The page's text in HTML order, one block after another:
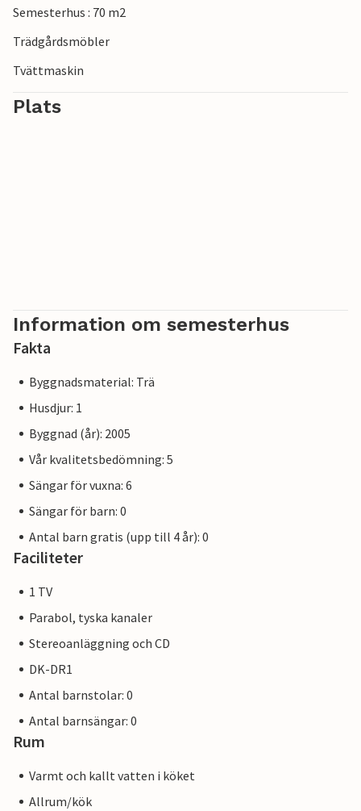
Semesterhus : 70 m2
Trädgårdsmöbler
Tvättmaskin
Plats
Information om semesterhus
Fakta
Byggnadsmaterial: Trä
Husdjur: 1
Byggnad (år): 2005
Vår kvalitetsbedömning: 5
Sängar för vuxna: 6
Sängar för barn: 0
Antal barn gratis (upp till 4 år): 0
Faciliteter
1 TV
Parabol, tyska kanaler
Stereoanläggning och CD
DK-DR1
Antal barnstolar: 0
Antal barnsängar: 0
Rum
Varmt och kallt vatten i köket
Allrum/kök